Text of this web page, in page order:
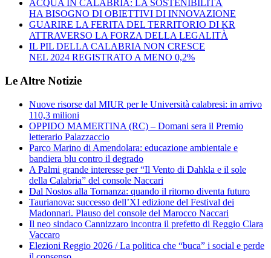
ACQUA IN CALABRIA: LA SOSTENIBILITÀ
HA BISOGNO DI OBIETTIVI DI INNOVAZIONE
GUARIRE LA FERITA DEL TERRITORIO DI KR
ATTRAVERSO LA FORZA DELLA LEGALITÀ
IL PIL DELLA CALABRIA NON CRESCE
NEL 2024 REGISTRATO A MENO 0,2%
Le Altre Notizie
Nuove risorse dal MIUR per le Università calabresi: in arrivo
110,3 milioni
OPPIDO MAMERTINA (RC) – Domani sera il Premio
letterario Palazzaccio
Parco Marino di Amendolara: educazione ambientale e
bandiera blu contro il degrado
A Palmi grande interesse per “Il Vento di Dahkla e il sole
della Calabria” del console Naccari
Dal Nostos alla Tornanza: quando il ritorno diventa futuro
Taurianova: successo dell’XI edizione del Festival dei
Madonnari. Plauso del console del Marocco Naccari
Il neo sindaco Cannizzaro incontra il prefetto di Reggio Clara
Vaccaro
Elezioni Reggio 2026 / La politica che “buca” i social e perde